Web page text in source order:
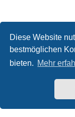
Diese Website
bestmöglichen
bieten. Mehr